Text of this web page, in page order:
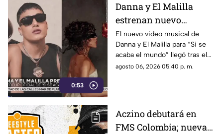
0:53
Danna y El Malilla
estrenan nuevo
videoclip y aumentan
expectativa entre sus
fans
El nuevo video musical de
Danna y El Malilla para “Si se
acaba el mundo” llegó tras el
buen recibimiento del sencillo
agosto 06, 2026 05:40 p. m.
Aczino debutará en
FMS Colombia; nueva